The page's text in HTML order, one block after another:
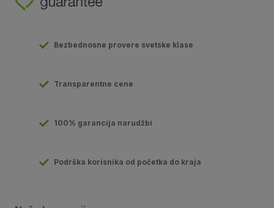
Bezbednosne provere svetske klase
Transparentne cene
100% garancija narudžbi
Podrška korisnika od početka do kraja